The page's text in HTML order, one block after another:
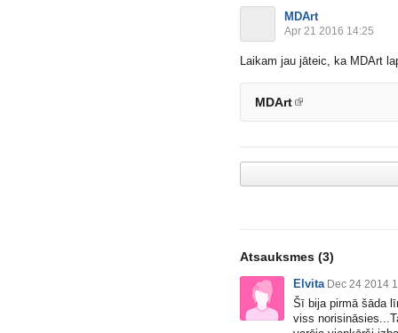
MDArt
Apr 21 2016 14:25
Laikam jau jāteic, ka MDArt
MDArt
Atsauksmes (3)
Elvita Dec 24 2014
Šī bija pirmā šāda
viss